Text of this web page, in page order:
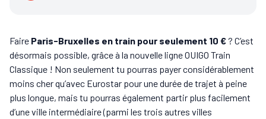
Faire Paris-Bruxelles en train pour seulement 10 €? C’est
désormais possible, grâce à la nouvelle ligne OUIGO Train
Classique ! Non seulement tu pourras payer considérablement
moins cher qu’avec Eurostar pour une durée de trajet à peine
plus longue, mais tu pourras également partir plus facilement
d’une ville intermédiaire (parmi les trois autres villes